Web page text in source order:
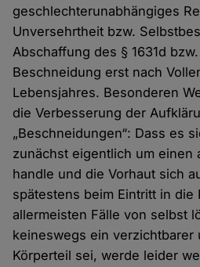
geschlechterunabhängiges
Unversehrtheit bzw.
Abschaffung des § 1631d
Beschneidung erst nach
Lebensjahres. Besonderen
die Verbesserung der
„Beschneidungen“: Dass es
zunächst eigentlich um einen
handle und die Vorhaut sich
spätestens beim Eintritt in die
allermeisten Fälle von selbst
keineswegs ein verzichtbarer
Körperteil sei, werde leider